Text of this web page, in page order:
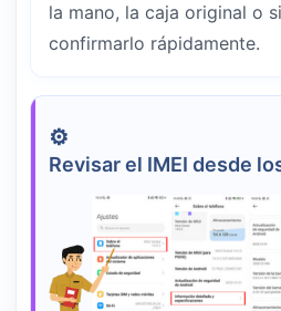
la mano, la caja original o
confirmarlo rápidamente.
Revisar el IMEI desde